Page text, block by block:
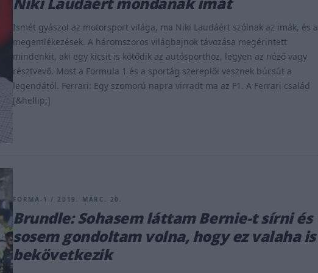
Ismét gyászol az motorsport világa, ma Niki Laudáért szólnak az imák, és a
megemlékezések. A háromszoros világbajnok távozása megérintett
mindenkit, aki egy kicsit is kötődik az autósporthoz, legyen az néző vagy
résztvevő. Most a Formula 1 és a sportág szereplői vesznek búcsút a
legendától. Ferrari: Egy szomorú napra virradt ma az F1. A Ferrari család
[&hellip;]
FORMA-1 / 2019. MÁRC. 20.
Brundle: Sohasem láttam Bernie-t sírni és
sosem gondoltam volna, hogy ez valaha is
bekövetkezik